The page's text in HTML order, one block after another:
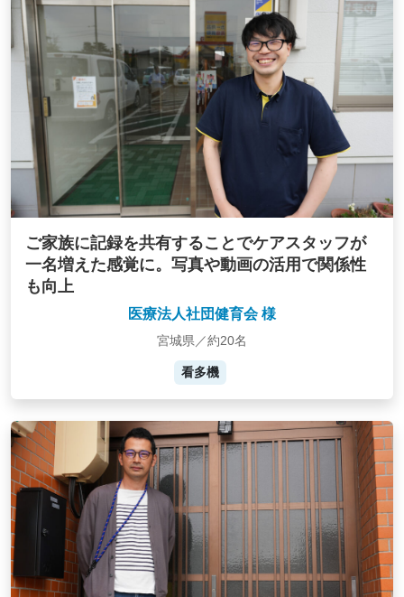
ご家族に記録を共有することでケアスタッフが
一名増えた感覚に。写真や動画の活用で関係性
も向上
医療法人社団健育会 様
宮城県／約20名
看多機